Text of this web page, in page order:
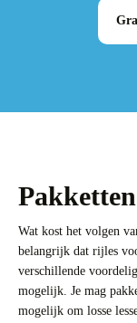
Wat kost het volgen
belangrijk dat rijles
verschillende
mogelijk. Je mag
mogelijk om losse